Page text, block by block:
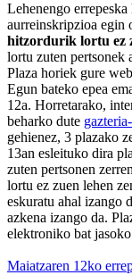
Lehenengo
aurreinskripzioa egin
hitzordurik lortu ez
lortu zuten pertsonek
Plaza horiek gure
Egun bateko epea
12a. Horretarako,
beharko dute
gehienez, 3 plazako
13an esleituko dira
zuten pertsonen
lortu ez zuen lehen
eskuratu ahal izango
azkena izango da.
elektroniko bat
Maiatzaren 12ko